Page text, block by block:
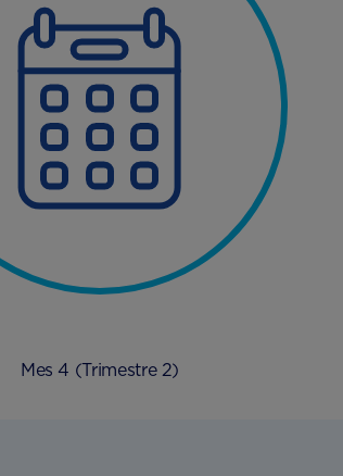
Mes 4 (Trimestre 2)